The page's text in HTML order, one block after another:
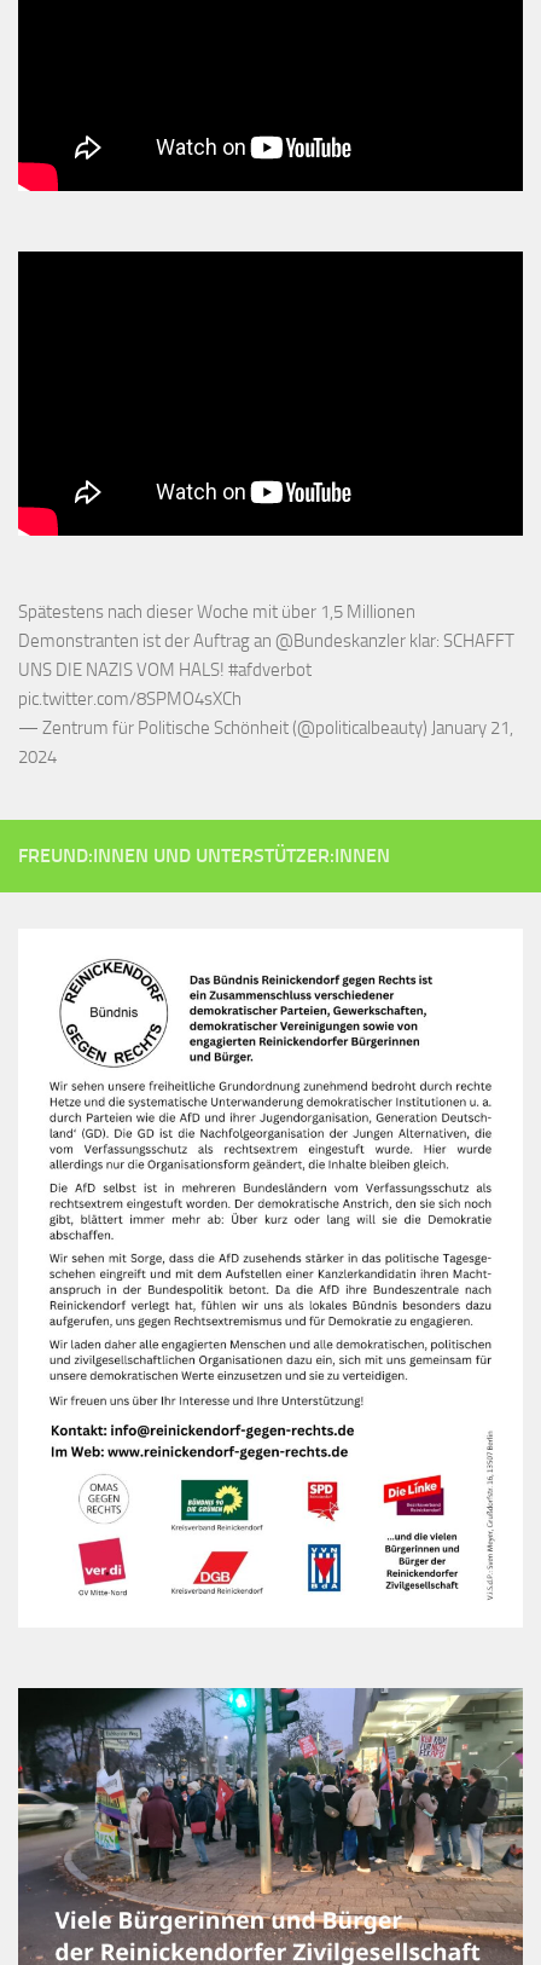
Spätestens nach dieser Woche mit über 1,5 Millionen
Demonstranten ist der Auftrag an @Bundeskanzler klar: SCHAFFT
UNS DIE NAZIS VOM HALS! #afdverbot
pic.twitter.com/8SPMO4sXCh
— Zentrum für Politische Schönheit (@politicalbeauty) January 21,
2024
FREUND:INNEN UND UNTERSTÜTZER:INNEN